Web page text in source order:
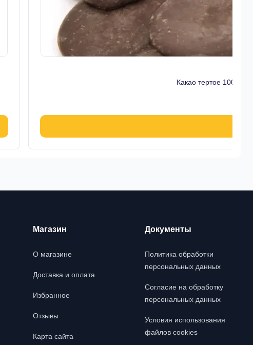
Какао тертое 100гр
Магазин
О магазине
Доставка и оплата
Избранное
Отзывы
Карта сайта
Документы
Политика обработки
персональных данных
Согласие на обработку
персональных данных
Условия использования
файлов cookies